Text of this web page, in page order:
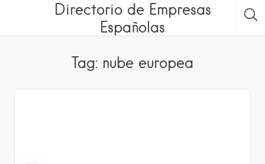
Directorio de Empresas
Españolas
Tag: nube europea